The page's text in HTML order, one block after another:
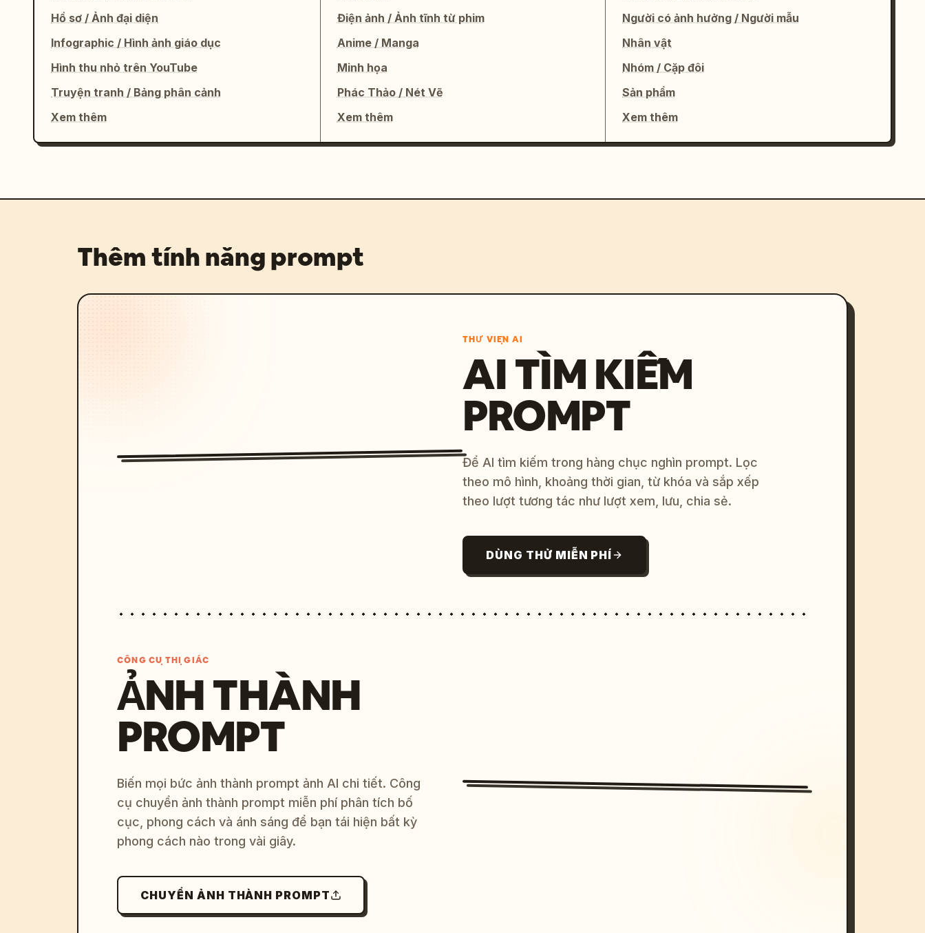
Hồ sơ / Ảnh đại diện
Infographic / Hình ảnh giáo dục
Hình thu nhỏ trên YouTube
Truyện tranh / Bảng phân cảnh
Xem thêm
Điện ảnh / Ảnh tĩnh từ phim
Anime / Manga
Minh họa
Phác Thảo / Nét Vẽ
Xem thêm
Người có ảnh hưởng / Người mẫu
Nhân vật
Nhóm / Cặp đôi
Sản phẩm
Xem thêm
Thêm tính năng prompt
THƯ VIỆN AI
AI TÌM KIẾM
PROMPT
Để AI tìm kiếm trong hàng chục nghìn prompt. Lọc
theo mô hình, khoảng thời gian, từ khóa và sắp xếp
theo lượt tương tác như lượt xem, lưu, chia sẻ.
DÙNG THỬ MIỄN PHÍ
CÔNG CỤ THỊ GIÁC
ẢNH THÀNH
PROMPT
Biến mọi bức ảnh thành prompt ảnh AI chi tiết. Công
cụ chuyển ảnh thành prompt miễn phí phân tích bố
cục, phong cách và ánh sáng để bạn tái hiện bất kỳ
phong cách nào trong vài giây.
CHUYỂN ẢNH THÀNH PROMPT